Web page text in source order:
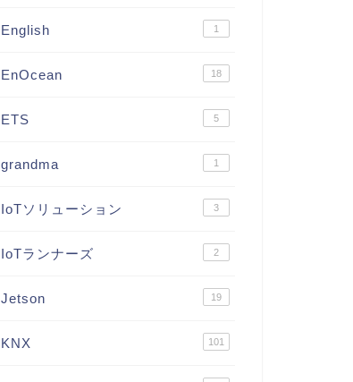
English 1
EnOcean 18
ETS 5
grandma 1
IoTソリューション 3
IoTランナーズ 2
Jetson 19
KNX 101